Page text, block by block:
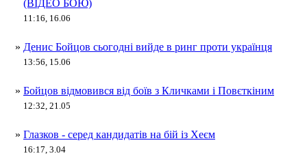
(ВІДЕО БОЮ)
11:16, 16.06
» Денис Бойцов сьогодні вийде в ринг проти українця
13:56, 15.06
» Бойцов відмовився від боїв з Кличками і Повєткіним
12:32, 21.05
» Глазков - серед кандидатів на бій із Хеєм
16:17, 3.04